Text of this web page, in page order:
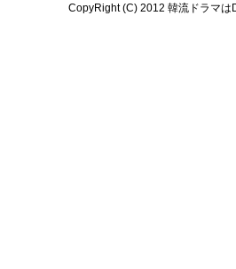
CopyRight (C) 2012韓流ドラマは